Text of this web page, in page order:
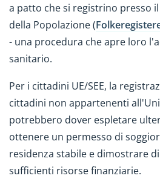
a patto che si registrino presso
della Popolazione (
- una procedura che apre loro
sanitario.
Per i cittadini UE/SEE, la
cittadini non appartenenti
potrebbero dover espletare
ottenere un permesso di
residenza stabile e dimostrare
sufficienti risorse finanziarie.